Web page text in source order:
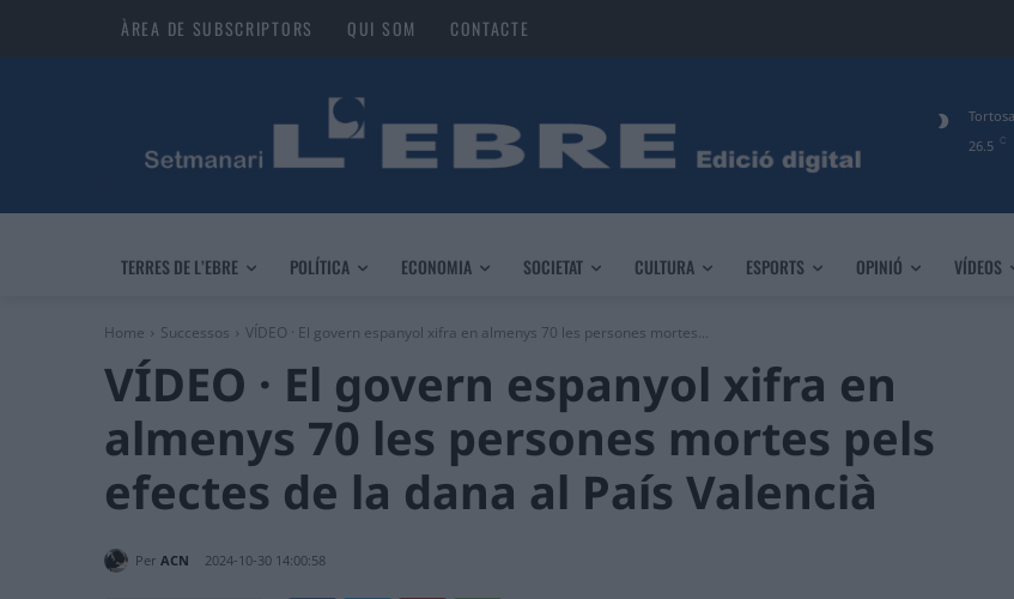
ÀREA DE SUBSCRIPTORS QUI SOM CONTACTE
26.5 C
Tortosa
TERRES DE L’EBRE POLÍTICA ECONOMIA SOCIETAT CULTURA ESPORTS OPINIÓ VÍDEOS
Home Successos VÍDEO · El govern espanyol xifra en almenys 70 les persones mortes...
VÍDEO · El govern espanyol xifra en
almenys 70 les persones mortes pels
efectes de la dana al País Valencià
Per ACN 2024-10-30 14:00:58